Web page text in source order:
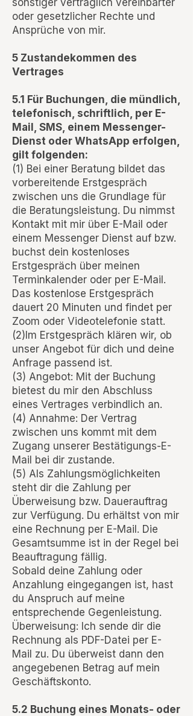
sonstiger vertraglich vereinbarter
oder gesetzlicher Rechte und
Ansprüche von mir.
5 Zustandekommen des
Vertrages
5.1 Für Buchungen, die mündlich,
telefonisch, schriftlich, per E-
Mail, SMS, einem Messenger-
Dienst oder WhatsApp erfolgen,
gilt folgenden:
(1) Bei einer Beratung bildet das
vorbereitende Erstgespräch
zwischen uns die Grundlage für
die Beratungsleistung. Du nimmst
Kontakt mit mir über E-Mail oder
einem Messenger Dienst auf bzw.
buchst dein kostenloses
Erstgespräch über meinen
Terminkalender oder per E-Mail.
Das kostenlose Erstgespräch
dauert 20 Minuten und findet per
Zoom oder Videotelefonie statt.
(2)Im Erstgespräch klären wir, ob
unser Angebot für dich und deine
Anfrage passend ist.
(3) Angebot: Mit der Buchung
bietest du mir den Abschluss
eines Vertrages verbindlich an.
(4) Annahme: Der Vertrag
zwischen uns kommt mit dem
Zugang unserer Bestätigungs-E-
Mail bei dir zustande.
(5) Als Zahlungsmöglichkeiten
steht dir die Zahlung per
Überweisung bzw. Dauerauftrag
zur Verfügung. Du erhältst von mir
eine Rechnung per E-Mail. Die
Gesamtsumme ist in der Regel bei
Beauftragung fällig.
Sobald deine Zahlung oder
Anzahlung eingegangen ist, hast
du Anspruch auf meine
entsprechende Gegenleistung.
Überweisung: Ich sende dir die
Rechnung als PDF-Datei per E-
Mail zu. Du überweist dann den
angegebenen Betrag auf mein
Geschäftskonto.
5.2 Buchung eines Monats- oder